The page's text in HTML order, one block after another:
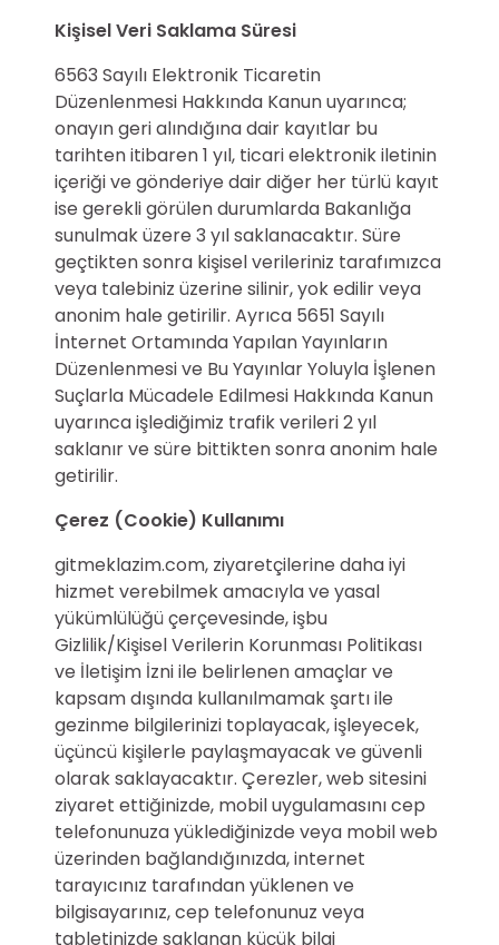
Kişisel Veri Saklama Süresi
6563 Sayılı Elektronik Ticaretin
Düzenlenmesi Hakkında Kanun uyarınca;
onayın geri alındığına dair kayıtlar bu
tarihten itibaren 1 yıl, ticari elektronik iletinin
içeriği ve gönderiye dair diğer her türlü kayıt
ise gerekli görülen durumlarda Bakanlığa
sunulmak üzere 3 yıl saklanacaktır. Süre
geçtikten sonra kişisel verileriniz tarafımızca
veya talebiniz üzerine silinir, yok edilir veya
anonim hale getirilir. Ayrıca 5651 Sayılı
İnternet Ortamında Yapılan Yayınların
Düzenlenmesi ve Bu Yayınlar Yoluyla İşlenen
Suçlarla Mücadele Edilmesi Hakkında Kanun
uyarınca işlediğimiz trafik verileri 2 yıl
saklanır ve süre bittikten sonra anonim hale
getirilir.
Çerez (Cookie) Kullanımı
gitmeklazim.com, ziyaretçilerine daha iyi
hizmet verebilmek amacıyla ve yasal
yükümlülüğü çerçevesinde, işbu
Gizlilik/Kişisel Verilerin Korunması Politikası
ve İletişim İzni ile belirlenen amaçlar ve
kapsam dışında kullanılmamak şartı ile
gezinme bilgilerinizi toplayacak, işleyecek,
üçüncü kişilerle paylaşmayacak ve güvenli
olarak saklayacaktır. Çerezler, web sitesini
ziyaret ettiğinizde, mobil uygulamasını cep
telefonunuza yüklediğinizde veya mobil web
üzerinden bağlandığınızda, internet
tarayıcınız tarafından yüklenen ve
bilgisayarınız, cep telefonunuz veya
tabletinizde saklanan küçük bilgi